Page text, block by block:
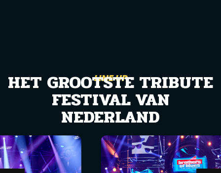
LINE UP
HET GROOTSTE TRIBUTE
FESTIVAL VAN
NEDERLAND